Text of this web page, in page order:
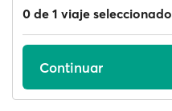
0 de 1 viaje seleccionado
Continuar